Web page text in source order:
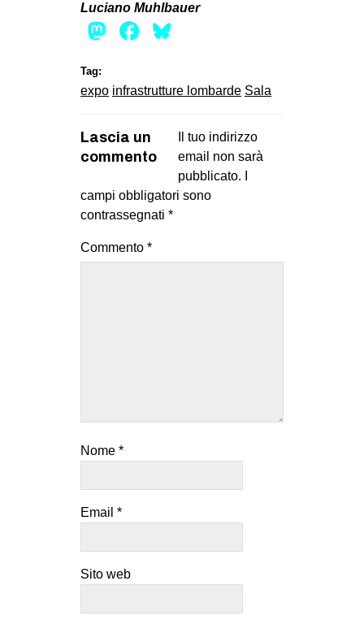
Luciano Muhlbauer
Mastodon
Facebook
Tag:
expo infrastrutture lombarde Sala
Lascia un
commento
Il tuo indirizzo
email non sarà
pubblicato.
campi obbligatori sono
contrassegnati *
Commento *
Nome *
Email *
Sito web